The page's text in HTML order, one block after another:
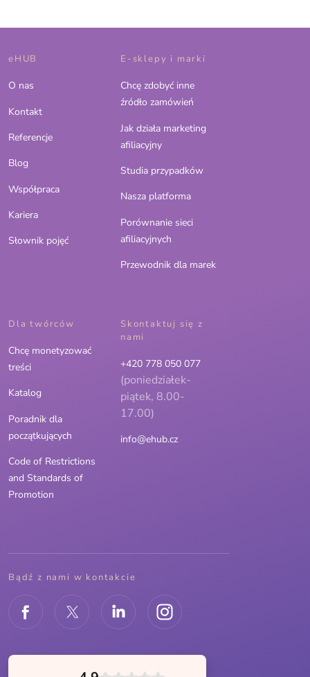
eHUB
O nas
Kontakt
Referencje
Blog
Współpraca
Kariera
Słownik pojęć
E-sklepy i marki
Chcę zdobyć inne
źródło zamówień
Jak działa marketing
afiliacyjny
Studia przypadków
Nasza platforma
Porównanie sieci
afiliacyjnych
Przewodnik dla marek
Dla twórców
Chcę monetyzować
treści
Katalog
Poradnik dla
początkujących
Code of Restrictions
and Standards of
Promotion
Skontaktuj się z
nami
+420 778 050 077
(poniedziałek-
piątek, 8.00-
17.00)
info@ehub.cz
Bądź z nami w kontakcie